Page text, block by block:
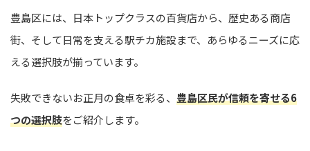
豊島区には、日本トップクラスの百貨店から、歴史ある商店
街、そして日常を支える駅チカ施設まで、あらゆるニーズに応
える選択肢が揃っています。
失敗できないお正月の食卓を彩る、 豊島区民が信頼を寄せる6
つの選択肢をご紹介します。